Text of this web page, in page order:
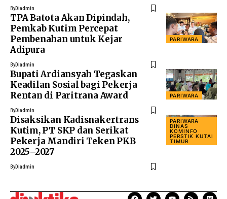
ByDiadmin
PARIWARA
TPA Batota Akan Dipindah,
Pemkab Kutim Percepat
Pembenahan untuk Kejar
Adipura
ByDiadmin
PARIWARA
Bupati Ardiansyah Tegaskan
Keadilan Sosial bagi Pekerja
Rentan di Paritrana Award
ByDiadmin
PARIWARA
DINAS
KOMINFO
PERSTIK KUTAI
TIMUR
Disaksikan Kadisnakertrans
Kutim, PT SKP dan Serikat
Pekerja Mandiri Teken PKB
2025–2027
ByDiadmin